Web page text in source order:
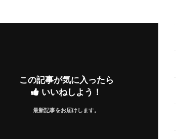
この記事が気に入ったら
いいねしよう！
最新記事をお届けします。